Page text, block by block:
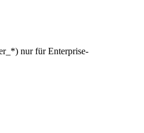
nur für Enterprise-